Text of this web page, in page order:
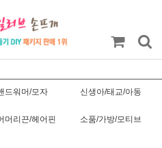
드워머/모자 신생아/태교/아동
머리끈/헤어핀 소품/가방/모티브